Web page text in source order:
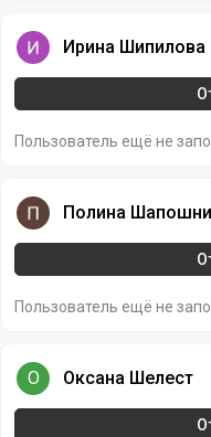
Ирина Шипилова
Ирина Шипилова
Пользователь ещё не
Полина Шапошник
Полина
Пользователь ещё не
Оксана Шелест
О Оксана Шелест